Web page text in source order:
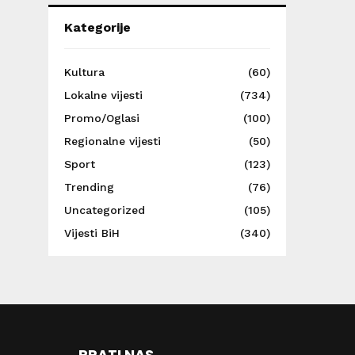
Kategorije
Kultura
(60)
Lokalne vijesti
(734)
Promo/Oglasi
(100)
Regionalne vijesti
(50)
Sport
(123)
Trending
(76)
Uncategorized
(105)
Vijesti BiH
(340)